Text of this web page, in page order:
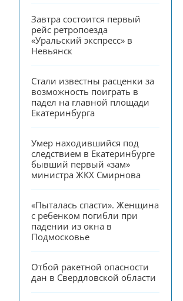
Завтра состоится первый
рейс ретропоезда
«Уральский экспресс» в
Невьянск
Стали известны расценки за
возможность поиграть в
падел на главной площади
Екатеринбурга
Умер находившийся под
следствием в Екатеринбурге
бывший первый «зам»
министра ЖКХ Смирнова
«Пыталась спасти». Женщина
с ребенком погибли при
падении из окна в
Подмосковье
Отбой ракетной опасности
дан в Свердловской области